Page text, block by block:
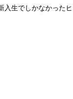
入生でしかなかったヒ